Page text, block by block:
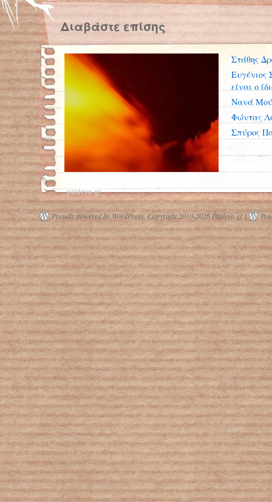
Διαβάστε επίσης
Λα Πάλμα: Σε καραντίνα 33.000
άνθρωποι λόγω της ποιότητας του
αέρα από τις ηφαιστειακές εκρήξεις
Κλιματική αλλαγή: Το λιώσιμο
παγετώνα μετατοπίζει τα… σύνορα
μεταξύ Ελβετίας και Ιταλίας
Στάθης
Ευγένιος
είναι ο
Νανά
Φώντας
Σπύρος
paidevo.gr
Proudly powered by WordPress. Copyright 2010-2026 Paidevo.gr |